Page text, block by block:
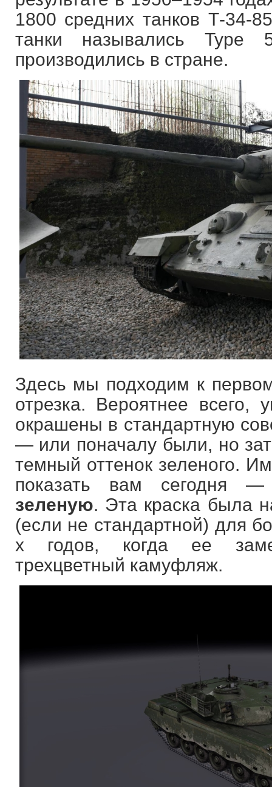
1800 средних танков Т-34-
танки назывались
производились в стране.
Здесь мы подходим к
отрезка. Вероятнее
окрашены в стандартную
— или поначалу были, но
темный оттенок зеленого.
показать вам сегодня
зеленую. Эта краска была
(если не стандартной) для
х годов, когда ее
трехцветный камуфляж.